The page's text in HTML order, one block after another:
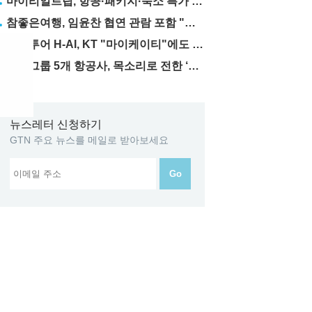
참좋은여행, 임윤찬 협연 관람 포함 "미동부·캐나다" 패키지 출시
하나투어 H-AI, KT "마이케이티"에도 탑재
한진그룹 5개 항공사, 목소리로 전한 ‘재능기부’
뉴스레터 신청하기
GTN 주요 뉴스를 메일로 받아보세요
Go